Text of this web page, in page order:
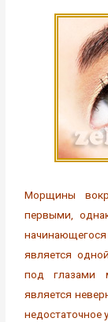
Морщины
первыми,
является
под глазами
является
недостаточное